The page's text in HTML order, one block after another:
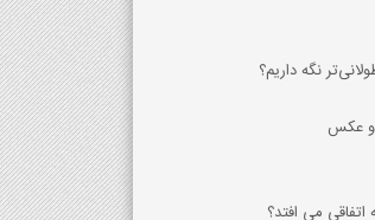
نگه داریم؟
و عکس